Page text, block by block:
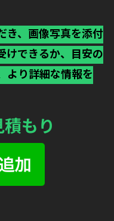
き、画像写真を添付
けできるか、目安の
より詳細な情報を
もり